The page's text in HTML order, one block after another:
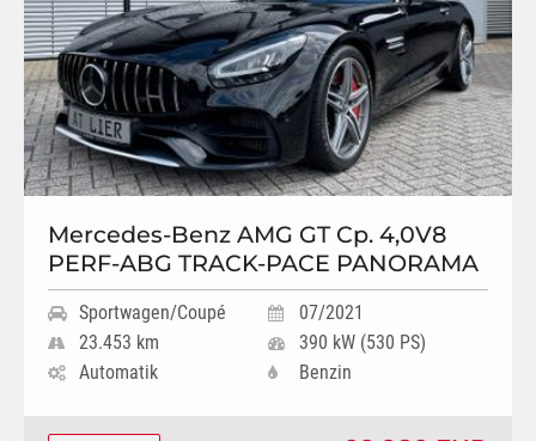
Mercedes-Benz AMG GT Cp. 4,0V8
PERF-ABG TRACK-PACE PANORAMA
Sportwagen/Coupé
07/2021
23.453 km
390 kW (530 PS)
Automatik
Benzin